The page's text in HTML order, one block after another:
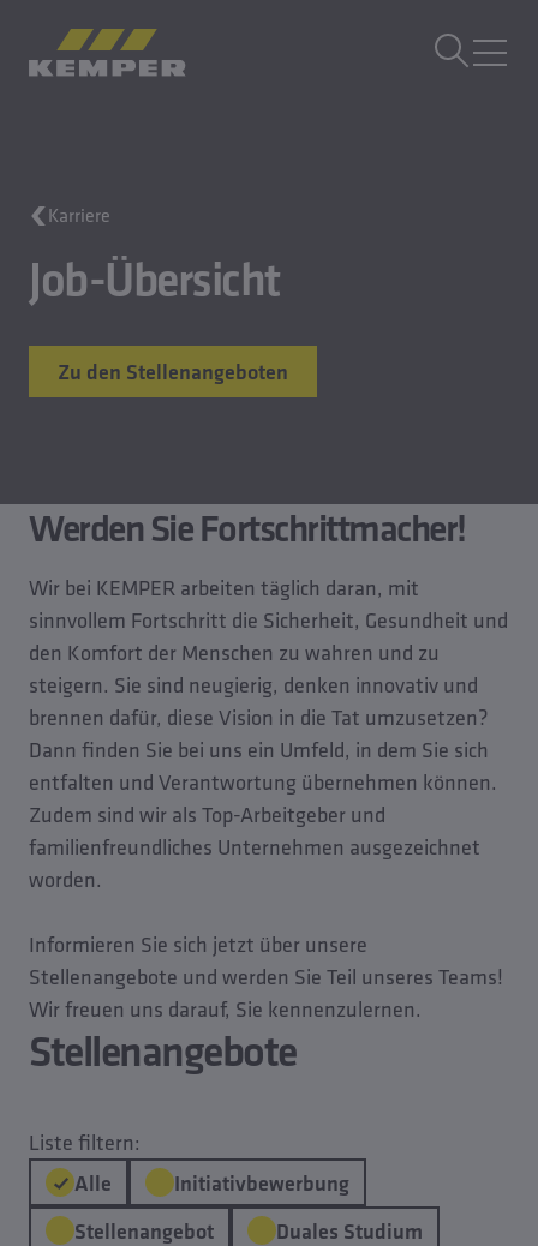
Gusstechnik
Walzprodukte
Unternehmen
DE| DE Sprachwechsler
Karriere
Job-Übersicht
Zu den Stellenangeboten
Werden Sie Fortschrittmacher!
Wir bei KEMPER arbeiten täglich daran, mit
sinnvollem Fortschritt die Sicherheit, Gesundheit und
den Komfort der Menschen zu wahren und zu
steigern. Sie sind neugierig, denken innovativ und
brennen dafür, diese Vision in die Tat umzusetzen?
Dann finden Sie bei uns ein Umfeld, in dem Sie sich
entfalten und Verantwortung übernehmen können.
Zudem sind wir als Top-Arbeitgeber und
familienfreundliches Unternehmen ausgezeichnet
worden.
Informieren Sie sich jetzt über unsere
Stellenangebote und werden Sie Teil unseres Teams!
Wir freuen uns darauf, Sie kennenzulernen.
Stellenangebote
Liste filtern:
Alle
Initiativbewerbung
Stellenangebot
Duales Studium